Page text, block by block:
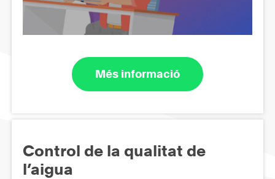
Més informació
Control de la qualitat de
l’aigua